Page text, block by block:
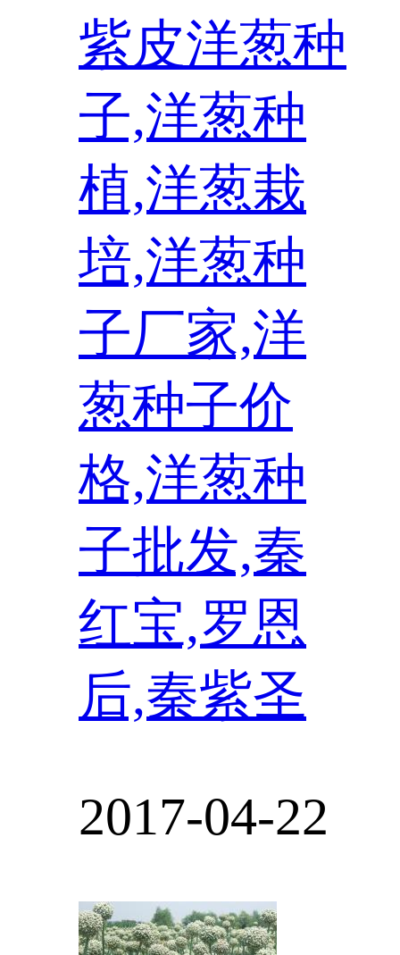
紫皮洋葱种
子,洋葱种
植,洋葱栽
培,洋葱种
子厂家,洋
葱种子价
格,洋葱种
子批发,秦
红宝,罗恩
后,秦紫圣
2017-04-22